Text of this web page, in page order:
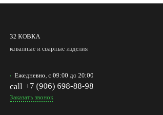
32 КОВКА
кованные и сварные изделия
Ежедневно, с 09:00 до 20:00
call +7 (906) 698-88-98
Заказать звонок